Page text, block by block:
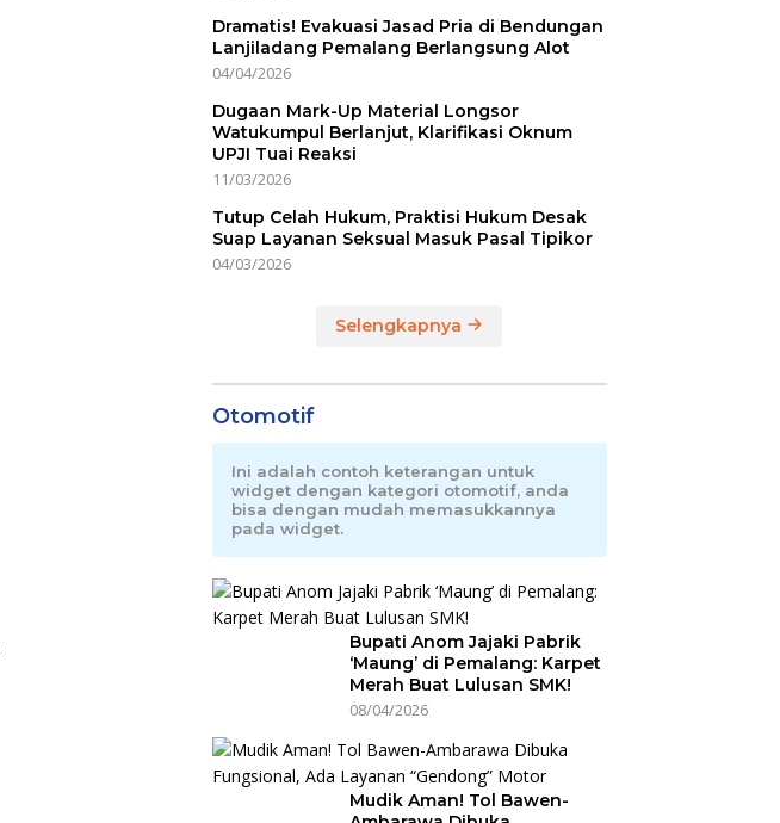
Dramatis! Evakuasi Jasad Pria di Bendungan
Lanjiladang Pemalang Berlangsung Alot
04/04/2026
Dugaan Mark-Up Material Longsor
Watukumpul Berlanjut, Klarifikasi Oknum
UPJI Tuai Reaksi
11/03/2026
Tutup Celah Hukum, Praktisi Hukum Desak
Suap Layanan Seksual Masuk Pasal Tipikor
04/03/2026
Selengkapnya
Otomotif
Ini adalah contoh keterangan untuk
widget dengan kategori otomotif, anda
bisa dengan mudah memasukkannya
pada widget.
Bupati Anom Jajaki Pabrik
‘Maung’ di Pemalang: Karpet
Merah Buat Lulusan SMK!
08/04/2026
Mudik Aman! Tol Bawen-